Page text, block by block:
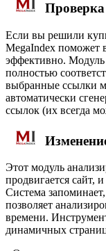
Если вы решили
MegaIndex поможет
эффективно. Модуль
полностью
выбранные ссылки
автоматически
ссылок (их всегда
Этот модуль
продвигается сайт,
Система запоминает,
позволяет
времени.
динамичных